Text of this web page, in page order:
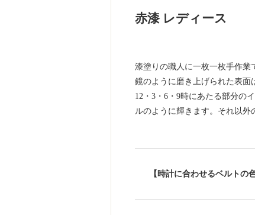
赤漆 レディース
漆塗りの職人に一枚一枚手作業
鏡のように磨き上げられた表面
12・3・6・9時にあたる部分の
ルのように輝きます。それ以外
【時計に合わせるベルトの